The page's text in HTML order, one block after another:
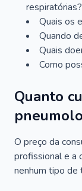
respiratórias?
Quais os
Quando
Quais
Como
Quanto
O preço da
profissional e a
nenhum tipo de